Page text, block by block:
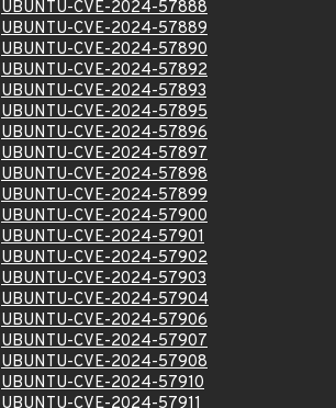
UBUNTU-CVE-2024-57888
UBUNTU-CVE-2024-57889
UBUNTU-CVE-2024-57890
UBUNTU-CVE-2024-57892
UBUNTU-CVE-2024-57893
UBUNTU-CVE-2024-57895
UBUNTU-CVE-2024-57896
UBUNTU-CVE-2024-57897
UBUNTU-CVE-2024-57898
UBUNTU-CVE-2024-57899
UBUNTU-CVE-2024-57900
UBUNTU-CVE-2024-57901
UBUNTU-CVE-2024-57902
UBUNTU-CVE-2024-57903
UBUNTU-CVE-2024-57904
UBUNTU-CVE-2024-57906
UBUNTU-CVE-2024-57907
UBUNTU-CVE-2024-57908
UBUNTU-CVE-2024-57910